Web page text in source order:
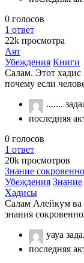
0 голосов
1 ответ
22k просмотра
Аят
Убеждения Книги
Салам. Этот хадис
почему если
.......
последняя
0 голосов
1 ответ
20k просмотров
Знание
Убеждения Знание
Хадисы
Салам Алейкум ва
знания
уауа
последняя